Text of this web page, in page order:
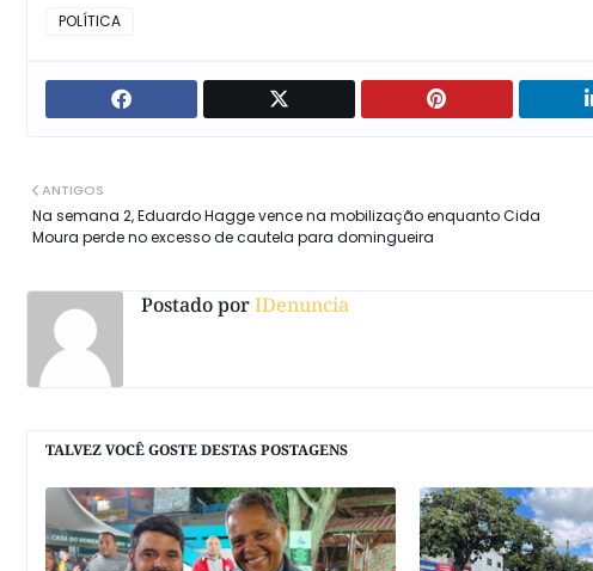
POLÍTICA
ANTIGOS
Na semana 2, Eduardo Hagge vence na mobilização enquanto Cida
Moura perde no excesso de cautela para domingueira
Postado porIDenuncia
TALVEZ VOCÊ GOSTE DESTAS POSTAGENS